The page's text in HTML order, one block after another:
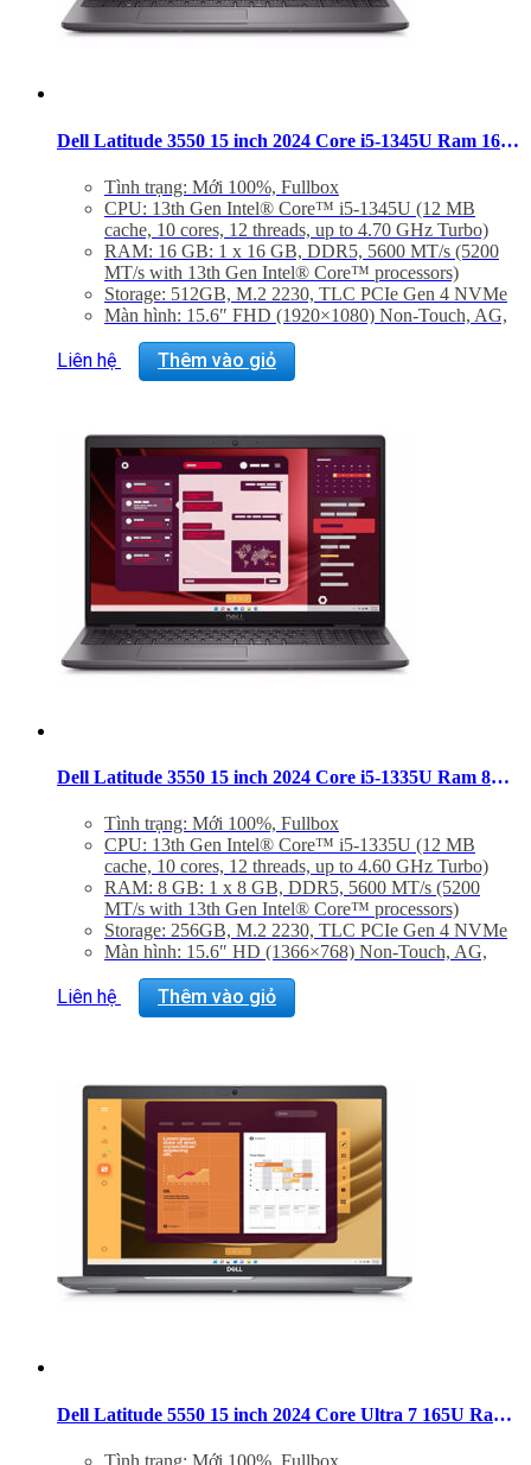
Dell Latitude 3550 15 inch 2024 Core i5-1345U Ram 16GB SSD 512GB FHD Windows 11 Pro
Tình trạng: Mới 100%, Fullbox
CPU: 13th Gen Intel® Core™ i5-1345U (12 MB
cache, 10 cores, 12 threads, up to 4.70 GHz Turbo)
RAM: 16 GB: 1 x 16 GB, DDR5, 5600 MT/s (5200
MT/s with 13th Gen Intel® Core™ processors)
Storage: 512GB, M.2 2230, TLC PCIe Gen 4 NVMe
Màn hình: 15.6″ FHD (1920×1080) Non-Touch, AG,
VGA: Intel® 13th Generation i5-1345U, Intel®
Integrated Graphics
Liên hệ Thêm vào giỏ
Dell Latitude 3550 15 inch 2024 Core i5-1335U Ram 8GB SSD 256GB HD Windows 11 Pro
Tình trạng: Mới 100%, Fullbox
CPU: 13th Gen Intel® Core™ i5-1335U (12 MB
cache, 10 cores, 12 threads, up to 4.60 GHz Turbo)
RAM: 8 GB: 1 x 8 GB, DDR5, 5600 MT/s (5200
MT/s with 13th Gen Intel® Core™ processors)
Storage: 256GB, M.2 2230, TLC PCIe Gen 4 NVMe
Màn hình: 15.6″ HD (1366×768) Non-Touch, AG,
VGA: Intel® 13th Generation i5-1335U, Intel®
Integrated Graphics
Liên hệ Thêm vào giỏ
Dell Latitude 5550 15 inch 2024 Core Ultra 7 165U Ram 32GB SSD 1TB FHD Windows 11 Pro
Tình trạng: Mới 100%, Fullbox